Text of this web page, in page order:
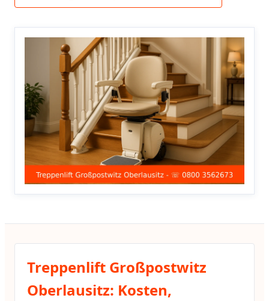
Treppenlift Großpostwitz
Oberlausitz: Kosten,